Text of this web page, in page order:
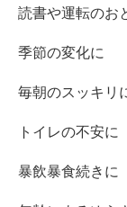
読書や運転のお
季節の変化に
毎朝のスッキリ
トイレの不安に
暴飲暴食続きに